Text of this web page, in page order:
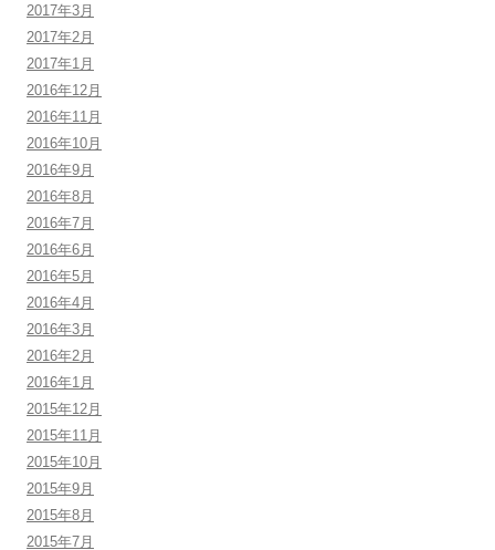
2017年3月
2017年2月
2017年1月
2016年12月
2016年11月
2016年10月
2016年9月
2016年8月
2016年7月
2016年6月
2016年5月
2016年4月
2016年3月
2016年2月
2016年1月
2015年12月
2015年11月
2015年10月
2015年9月
2015年8月
2015年7月